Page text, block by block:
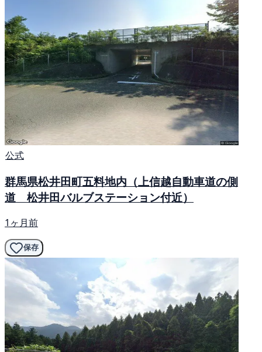
公式
群馬県松井田町五料地内（上信越自動車道の側
道 松井田バルブステーション付近）
1ヶ月前
保存